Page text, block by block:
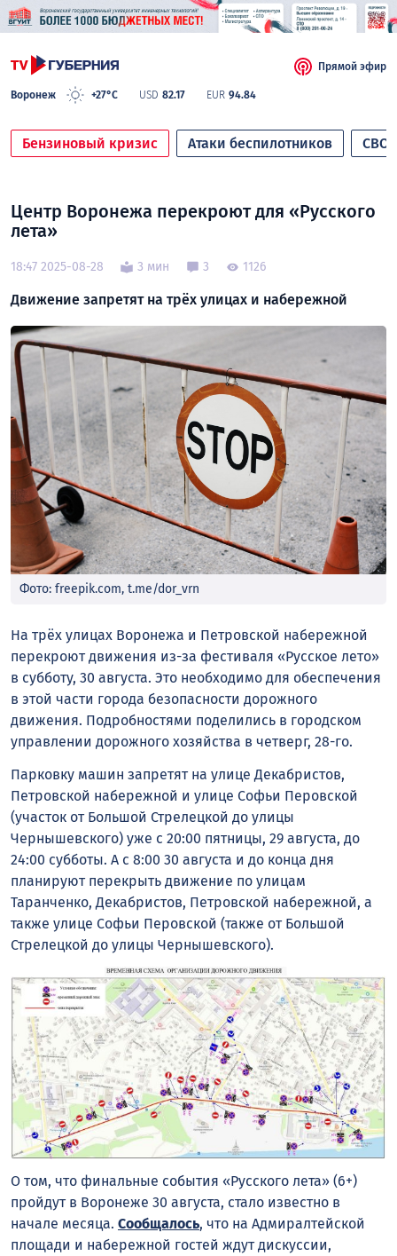
Воронеж +27°C USD 82.17 EUR 94.84
Прямой эфир
Бензиновый кризис Атаки беспилотников СВО
Центр Воронежа перекроют для «Русского
лета»
18:47 2025-08-28 3 мин 3 1126
Движение запретят на трёх улицах и набережной
Фото: freepik.com, t.me/dor_vrn
На трёх улицах Воронежа и Петровской набережной
перекроют движения из-за фестиваля «Русское лето»
в субботу, 30 августа. Это необходимо для обеспечения
в этой части города безопасности дорожного
движения. Подробностями поделились в городском
управлении дорожного хозяйства в четверг, 28-го.
Парковку машин запретят на улице Декабристов,
Петровской набережной и улице Софьи Перовской
(участок от Большой Стрелецкой до улицы
Чернышевского) уже с 20:00 пятницы, 29 августа, до
24:00 субботы. А с 8:00 30 августа и до конца дня
планируют перекрыть движение по улицам
Таранченко, Декабристов, Петровской набережной, а
также улице Софьи Перовской (также от Большой
Стрелецкой до улицы Чернышевского).
О том, что финальные события «Русского лета» (6+)
пройдут в Воронеже 30 августа, стало известно в
начале месяца. Сообщалось, что на Адмиралтейской
площади и набережной гостей ждут дискуссии,